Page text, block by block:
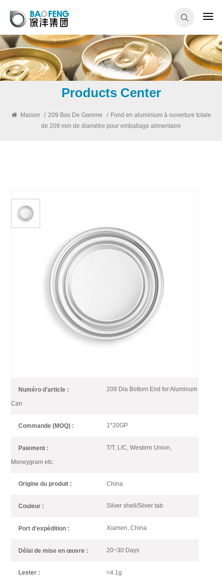
Products Center
Maison / 209 Bas De Gamme / Fond en aluminium à ouverture totale
de 209 mm de diamètre pour emballage alimentaire
Fond En Aluminium À
Ouverture Totale De 209 Mm
De Diamètre Pour Emballage
Alimentaire
L'extrémité inférieure 209# EOE (aluminium) convient aux boîtes de 3
pièces pour l'emballage des aliments et des boissons.
Numéro d'article : 209 Dia Bottom End for Aluminum
Can
Commande (MOQ) : 1*20GP
Paiement : T/T, L/C, Western Union,
Moneygram etc.
Origine du produit : China
Couleur : Silver shell/Silver tab
Port d'expédition : Xiamen, China
Délai de mise en œuvre : 20~30 Days
Lester : ≈4.1g